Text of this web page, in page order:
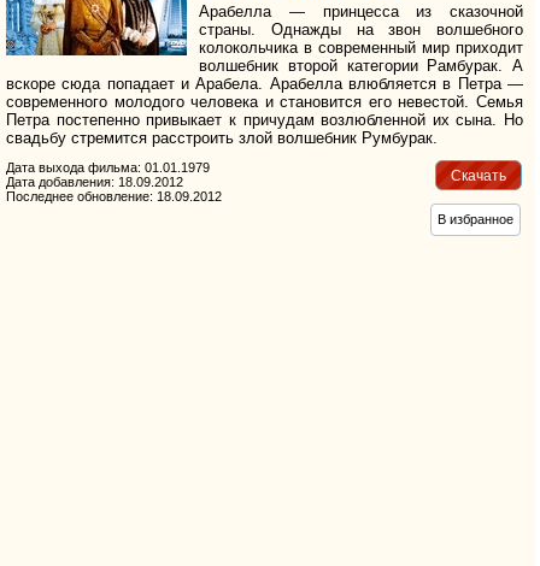
Арабелла — принцесса из сказочной
страны. Однажды на звон волшебного
колокольчика в современный мир приходит
волшебник второй категории Рамбурак. А
вскоре сюда попадает и Арабела. Арабелла влюбляется в Петра —
современного молодого человека и становится его невестой. Семья
Петра постепенно привыкает к причудам возлюбленной их сына. Но
свадьбу стремится расстроить злой волшебник Румбурак.
Скачать
Дата выхода фильма: 01.01.1979
Дата добавления: 18.09.2012
Последнее обновление: 18.09.2012
В избранное